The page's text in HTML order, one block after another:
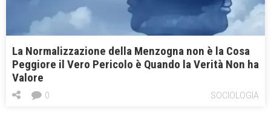
La Normalizzazione della Menzogna non è la Cosa
Peggiore il Vero Pericolo è Quando la Verità Non ha
Valore
SOCIOLOGIA
0